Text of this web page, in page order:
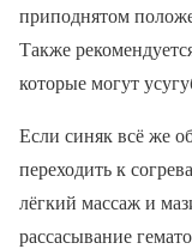
приподнятом
Также
которые могут
Если синяк всё же
переходить к
лёгкий массаж и
рассасывание